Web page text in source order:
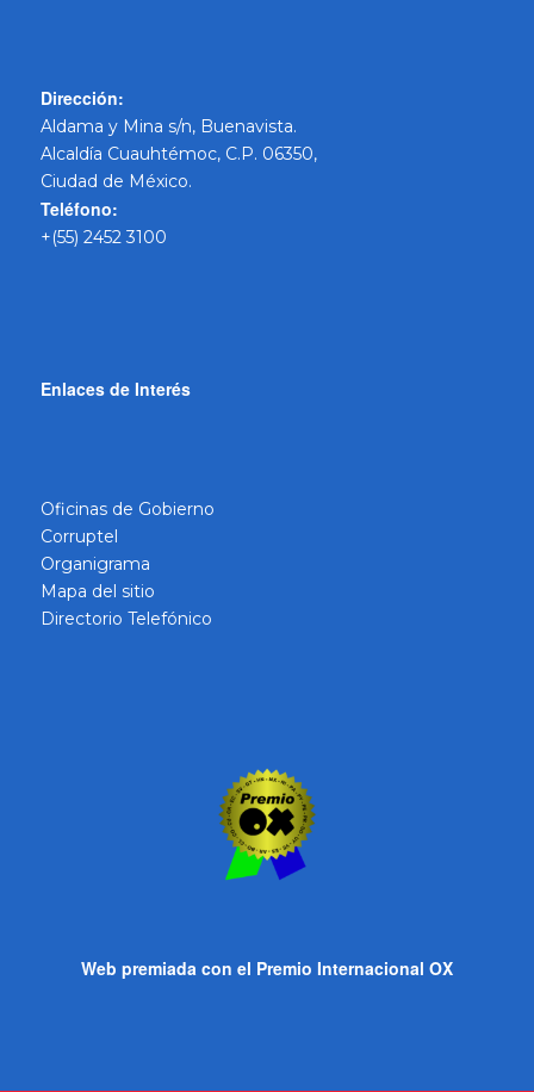
Dirección:
Aldama y Mina s/n, Buenavista.
Alcaldía Cuauhtémoc, C.P. 06350,
Ciudad de México.
Teléfono:
+(55) 2452 3100
Enlaces de Interés
Oficinas de Gobierno
Corruptel
Organigrama
Mapa del sitio
Directorio Telefónico
Web premiada con el Premio Internacional OX